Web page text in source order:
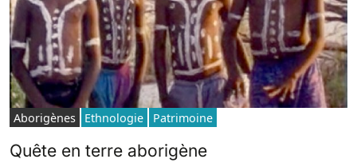
Aborigènes Ethnologie Patrimoine
Quête en terre aborigène